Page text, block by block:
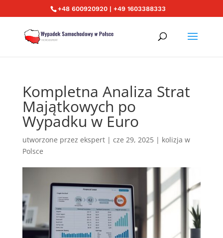
+48 600920920 | +49 1603388333
Kompletna Analiza Strat
Majątkowych po
Wypadku w Euro
utworzone przez ekspert| cze 29, 2025| kolizja w
Polsce